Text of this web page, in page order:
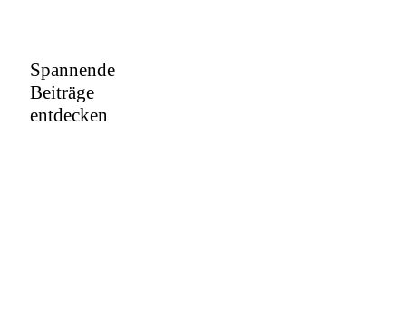
Spannende
Beiträge
entdecken